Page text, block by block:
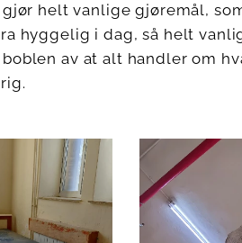
helt vanlige gjøremål,
hyggelig i dag, så helt
av at alt handler om